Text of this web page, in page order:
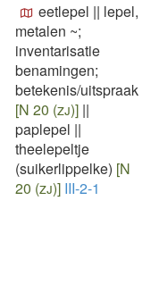
eetlepel || lepel,
metalen ~;
inventarisatie
benamingen;
betekenis/uitspraak
[N 20 (zj)] ||
paplepel ||
theelepeltje
(suikerlippelke) [N
20 (zj)] III-2-1